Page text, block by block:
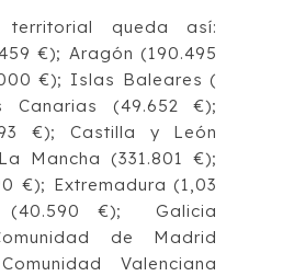
territorial queda así:
€); Aragón (190.495
€); Islas Baleares (
Canarias (49.652 €);
€); Castilla y León
Mancha (331.801 €);
€); Extremadura (1,03
(40.590 €); Galicia
de Madrid
Valenciana